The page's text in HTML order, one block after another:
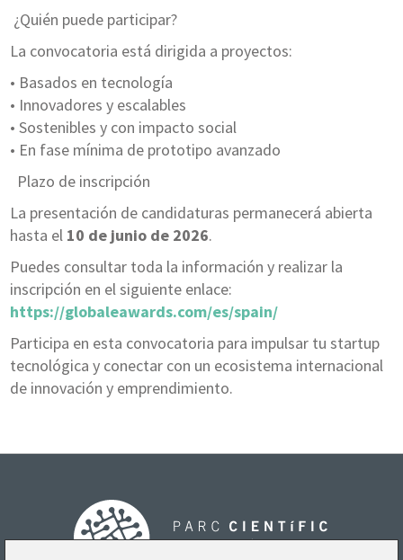
¿Quién puede participar?
La convocatoria está dirigida a proyectos:
• Basados en tecnología
• Innovadores y escalables
• Sostenibles y con impacto social
• En fase mínima de prototipo avanzado
Plazo de inscripción
La presentación de candidaturas permanecerá abierta
hasta el 10 de junio de 2026.
Puedes consultar toda la información y realizar la
inscripción en el siguiente enlace:
https://globaleawards.com/es/spain/
Participa en esta convocatoria para impulsar tu startup
tecnológica y conectar con un ecosistema internacional
de innovación y emprendimiento.